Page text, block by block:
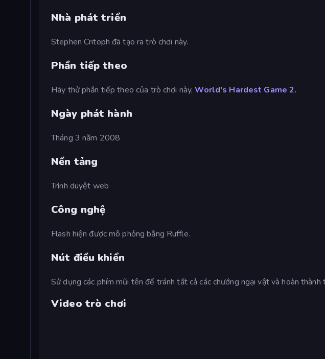
Nhà phát triển
Stephen Critoph đã tạo ra trò chơi này.
Phần tiếp theo
Hãy thử phần tiếp theo của trò chơi này,World's Hardest Game 2.
Ngày phát hành
Tháng 3 năm 2008
Nền tảng
Trình duyệt web
Công nghệ
Flash hiện được mô phỏng bằng Ruffle.
Nút điều khiển
Sử dụng các phím mũi tên để tránh tất cả các chướng ngại vật và hoàn thành
Video trò chơi